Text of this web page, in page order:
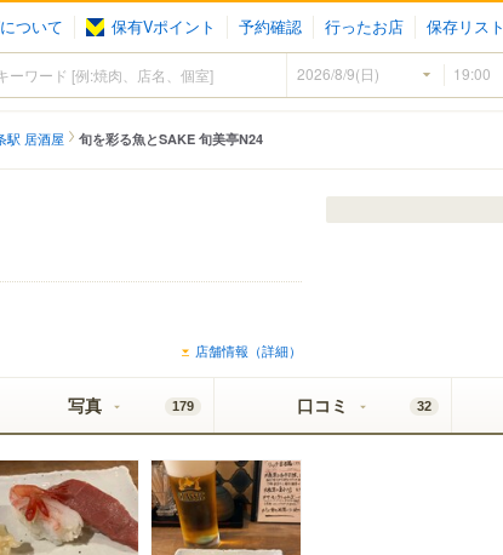
ついて 保有Vポイント 予約確認 行ったお店 保存リスト
駅 居酒屋 旬を彩る魚とSAKE 旬美亭N24
店舗情報（詳細）
写真 179 口コミ 32